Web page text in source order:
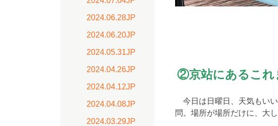
2024.06.28JP
2024.06.20JP
2024.05.31JP
2024.04.26JP
2024.04.12JP
2024.04.08JP
2024.03.29JP
②京站にある
今日は日曜日、天気もい
問。場所が場所だけに、大